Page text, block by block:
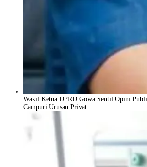
Wakil Ketua DPRD Gowa Sentil Opini
Campuri Urusan Privat